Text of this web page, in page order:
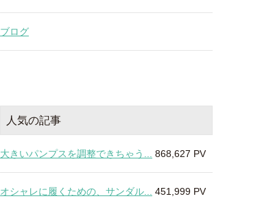
ブログ
人気の記事
大きいパンプスを調整できちゃう... 868,627 PV
オシャレに履くための、サンダル... 451,999 PV